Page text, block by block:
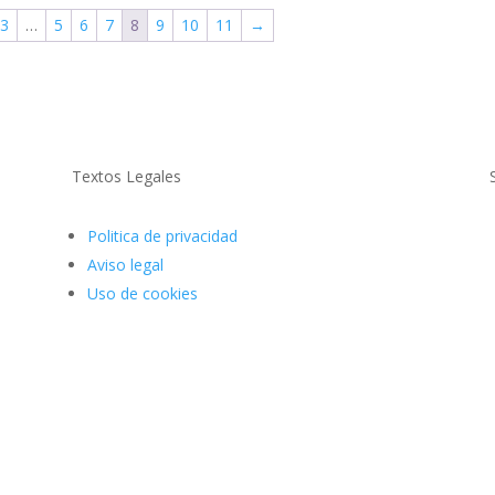
3 … 5 6 7 8 9 10 11 →
Textos Legales
Politica de privacidad
Aviso legal
Uso de cookies